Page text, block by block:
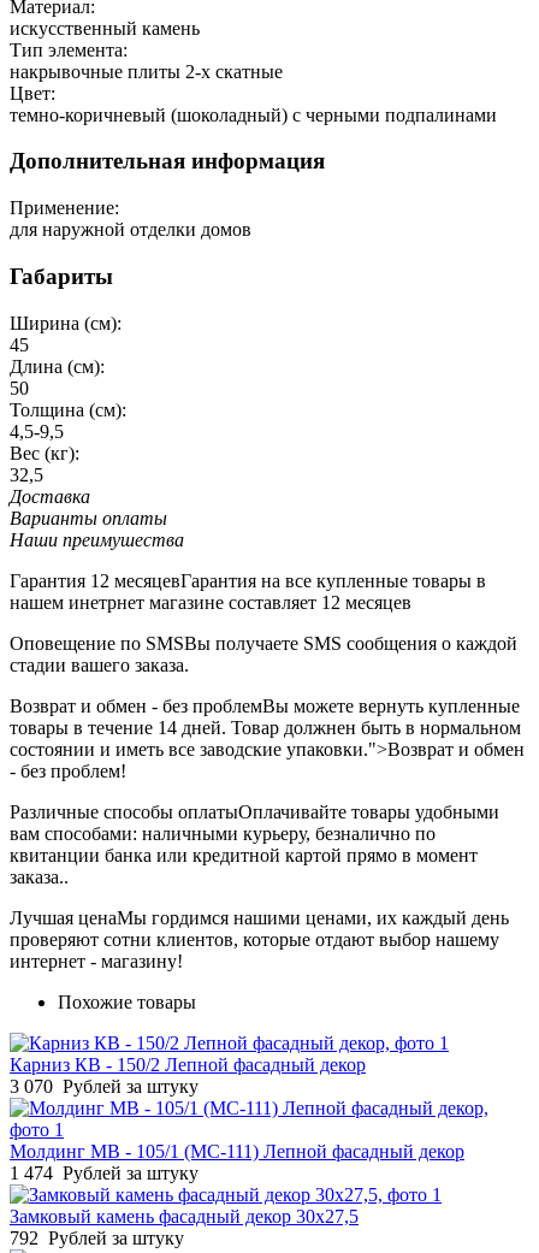
Материал:
искусственный камень
Тип элемента:
накрывочные плиты 2-х скатные
Цвет:
темно-коричневый (шоколадный) с черными подпалинами
Дополнительная информация
Применение:
для наружной отделки домов
Габариты
Ширина (см):
45
Длина (см):
50
Толщина (см):
4,5-9,5
Вес (кг):
32,5
Доставка
Варианты оплаты
Наши преимушества
Гарантия 12 месяцевГарантия на все купленные товары в
нашем инетрнет магазине составляет 12 месяцев
Оповещение по SMSВы получаете SMS сообщения о каждой
стадии вашего заказа.
Возврат и обмен - без проблемВы можете вернуть купленные
товары в течение 14 дней. Товар должнен быть в нормальном
состоянии и иметь все заводские упаковки.">Возврат и обмен
- без проблем!
Различные способы оплатыОплачивайте товары удобными
вам способами: наличными курьеру, безналично по
квитанции банка или кредитной картой прямо в момент
заказа..
Лучшая ценаМы гордимся нашими ценами, их каждый день
проверяют сотни клиентов, которые отдают выбор нашему
интернет - магазину!
Похожие товары
Карниз КВ - 150/2 Лепной фасадный декор
3 070 Рублей за штуку
Молдинг МВ - 105/1 (МС-111) Лепной фасадный декор
1 474 Рублей за штуку
Замковый камень фасадный декор 30х27,5
792 Рублей за штуку